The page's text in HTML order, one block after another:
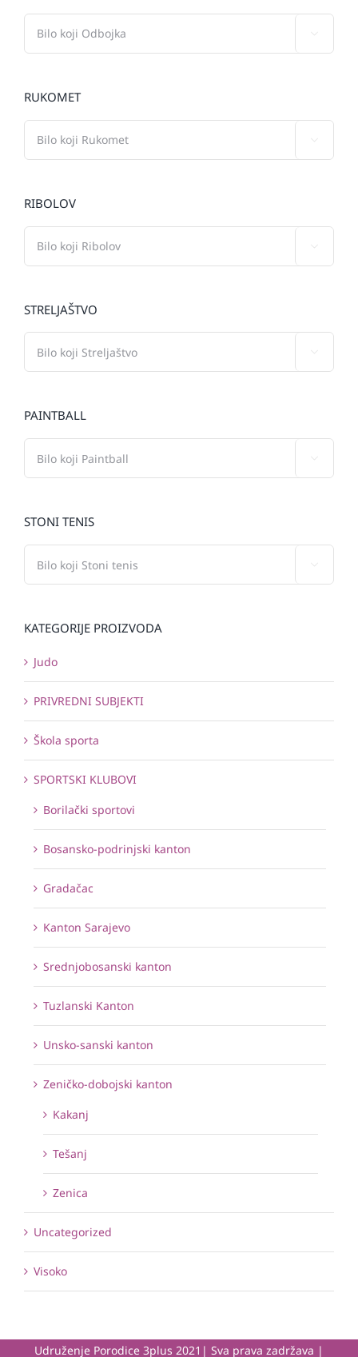
RUKOMET
RIBOLOV
STRELJAŠTVO
PAINTBALL
STONI TENIS
KATEGORIJE PROIZVODA
Judo
PRIVREDNI SUBJEKTI
Škola sporta
SPORTSKI KLUBOVI
Borilački sportovi
Bosansko-podrinjski kanton
Gradačac
Kanton Sarajevo
Srednjobosanski kanton
Tuzlanski Kanton
Unsko-sanski kanton
Zeničko-dobojski kanton
Kakanj
Tešanj
Zenica
Uncategorized
Visoko
Udruženje Porodice 3plus 2021| Sva prava zadržava |